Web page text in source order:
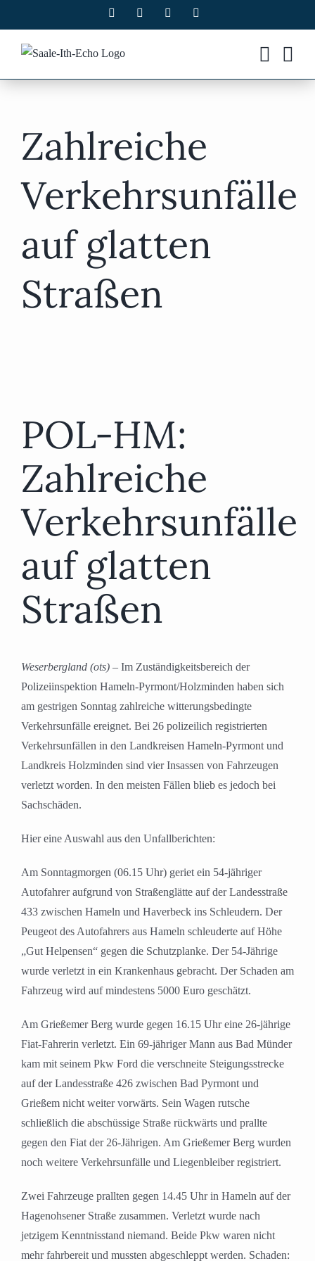
Inhalt
springen
Facebook Instagram
Zahlreiche
Verkehrsunfälle
auf glatten
Straßen
POL-HM:
Zahlreiche
Verkehrsunfälle
auf glatten
Straßen
Weserbergland (ots) – Im Zuständigkeitsbereich der
Polizeiinspektion Hameln-Pyrmont/Holzminden haben sich
am gestrigen Sonntag zahlreiche witterungsbedingte
Verkehrsunfälle ereignet. Bei 26 polizeilich registrierten
Verkehrsunfällen in den Landkreisen Hameln-Pyrmont und
Landkreis Holzminden sind vier Insassen von Fahrzeugen
verletzt worden. In den meisten Fällen blieb es jedoch bei
Sachschäden.
Hier eine Auswahl aus den Unfallberichten:
Am Sonntagmorgen (06.15 Uhr) geriet ein 54-jähriger
Autofahrer aufgrund von Straßenglätte auf der Landesstraße
433 zwischen Hameln und Haverbeck ins Schleudern. Der
Peugeot des Autofahrers aus Hameln schleuderte auf Höhe
„Gut Helpensen“ gegen die Schutzplanke. Der 54-Jährige
wurde verletzt in ein Krankenhaus gebracht. Der Schaden am
Fahrzeug wird auf mindestens 5000 Euro geschätzt.
Am Grießemer Berg wurde gegen 16.15 Uhr eine 26-jährige
Fiat-Fahrerin verletzt. Ein 69-jähriger Mann aus Bad Münder
kam mit seinem Pkw Ford die verschneite Steigungsstrecke
auf der Landesstraße 426 zwischen Bad Pyrmont und
Grießem nicht weiter vorwärts. Sein Wagen rutsche
schließlich die abschüssige Straße rückwärts und prallte
gegen den Fiat der 26-Jährigen. Am Grießemer Berg wurden
noch weitere Verkehrsunfälle und Liegenbleiber registriert.
Zwei Fahrzeuge prallten gegen 14.45 Uhr in Hameln auf der
Hagenohsener Straße zusammen. Verletzt wurde nach
jetzigem Kenntnisstand niemand. Beide Pkw waren nicht
mehr fahrbereit und mussten abgeschleppt werden. Schaden: